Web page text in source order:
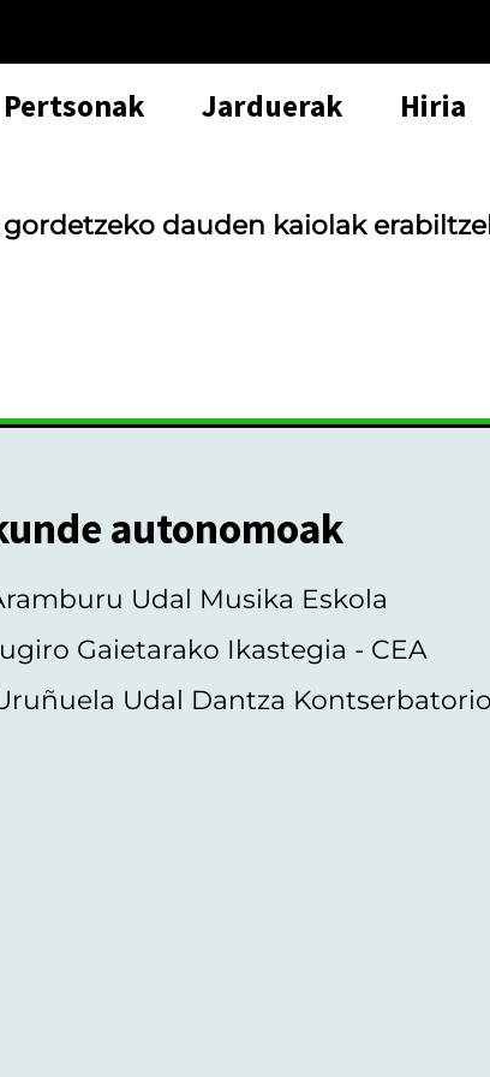
Pertsonak Jarduerak Hiria
dauden kaiolak
autonomoak
Udal Musika Eskola
Gaietarako Ikastegia - CEA
Udal Dantza